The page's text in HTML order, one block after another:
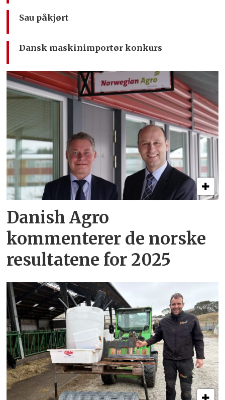
Sau påkjørt
Dansk maskinimportør konkurs
Danish Agro
kommenterer de norske
resultatene for 2025